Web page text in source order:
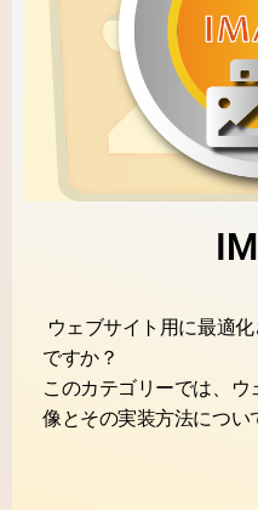
ウェブサイト用に最適
ですか？
このカテゴリーでは、
像とその実装方法につい